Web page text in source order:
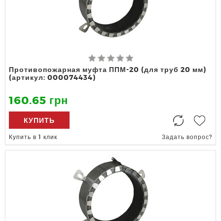
Противопожарная муфта ППМ-20 (для труб 20 мм)
(артикул: 000074434)
160.65 грн
КУПИТЬ
Купить в 1 клик Задать вопрос?